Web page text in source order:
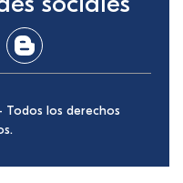
Todos los derechos